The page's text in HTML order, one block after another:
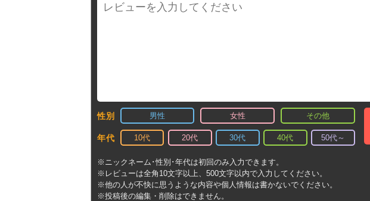
性別 男性 女性 その他
年代 10代 20代 30代 40代 50代～
※ニックネーム･性別･年代は初回のみ入力できます。
※レビューは全角10文字以上、500文字以内で入力してください。
※他の人が不快に思うような内容や個人情報は書かないでください。
※投稿後の編集・削除はできません。